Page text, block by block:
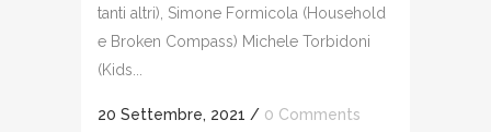
tanti altri), Simone Formicola (Household
e Broken Compass) Michele Torbidoni
(Kids...
20 Settembre, 2021 / 0 Comments